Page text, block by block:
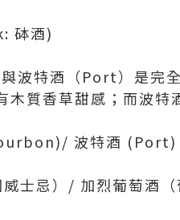
砵酒)
波特酒（Port）是完
木質香草甜感；而波
波特酒 (Port)
士忌）/ 加烈葡萄酒（